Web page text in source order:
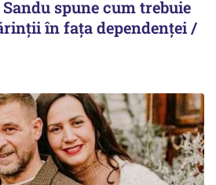
spune cum trebuie
în fața dependenței /